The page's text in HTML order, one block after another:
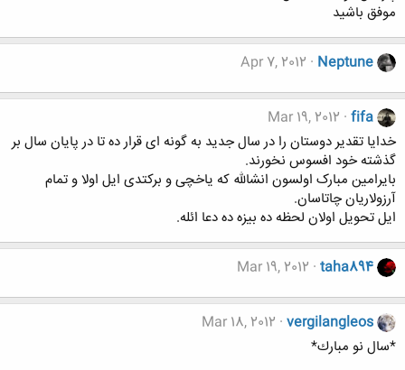
موفق باشید
Neptune
Apr 7, 2012
fifa
Mar 19, 2012
خدایا تقدیر دوستان را در سال جدید به گونه ای قرار ده تا در پایان سال بر
گذشته خود افسوس نخورند.
بایرامین مبارک اولسون انشالله که یاخچی و برکتدی ایل اولا و تمام
آرزولاریان چاتاسان.
ایل تحویل اولان لحظه ده بیزه ده دعا ائله.
taha894
Mar 19, 2012
vergilangleos
Mar 18, 2012
*سال نو مبارك*